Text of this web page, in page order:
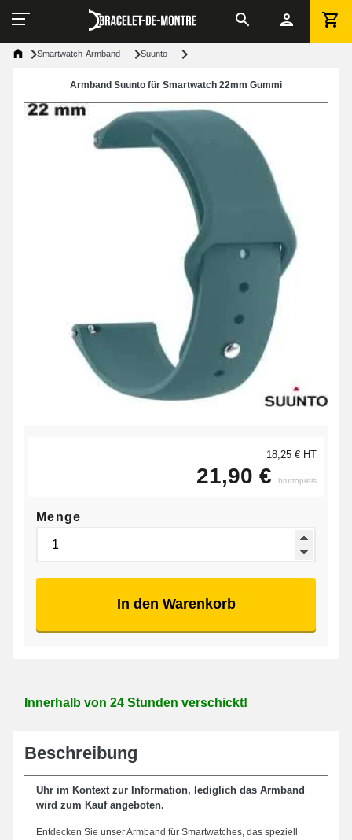
Smartwatch-Armband Suunto
Armband Suunto für Smartwatch 22mm Gummi
18,25 € HT
21,90 € bruttopreis
Menge
In den Warenkorb
Innerhalb von 24 Stunden verschickt!
Beschreibung
Uhr im Kontext zur Information, lediglich das Armband
wird zum Kauf angeboten.
Entdecken Sie unser Armband für Smartwatches, das speziell